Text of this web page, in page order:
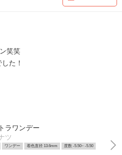
笑笑
た！
ラワンデー
ツ
ワンデー 着色直径 13.6mm 度数 -5.50~ -5.50